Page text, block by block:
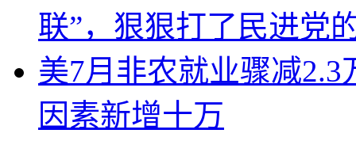
联”，狠狠打了民进党
美7月非农就业骤减
因素新增十万